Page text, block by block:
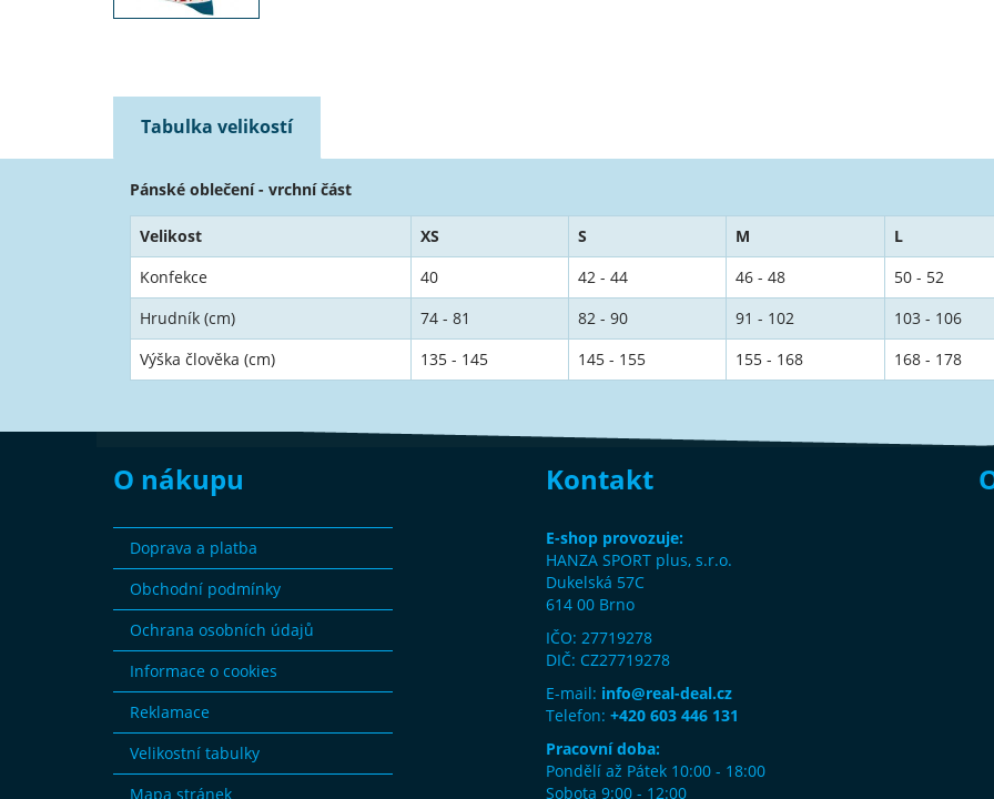
Tabulka velikostí
Pánské oblečení - vrchní část
Velikost XS S M L
Konfekce
40 42 - 44 46 - 48 50 - 52
Hrudník (cm)
74 - 81 82 - 90 91 - 102 103 - 106
Výška člověka (cm)
135 - 145 145 - 155 155 - 168 168 - 178
O nákupu
Doprava a platba
Obchodní podmínky
Ochrana osobních údajů
Informace o cookies
Reklamace
Velikostní tabulky
Mapa stránek
Kontakt
E-shop provozuje:
HANZA SPORT plus, s.r.o.
Dukelská 57C
614 00 Brno
IČO: 27719278
DIČ: CZ27719278
E-mail: info@real-deal.cz
Telefon: +420 603 446 131
Pracovní doba:
Pondělí až Pátek 10:00 - 18:00
Sobota 9:00 - 12:00